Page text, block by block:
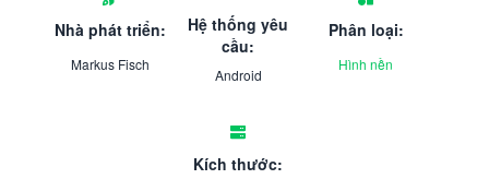
Nhà phát triển:
Markus Fisch
Hệ thống yêu
cầu:
Android
Phân loại:
Hình nền
Kích thước: